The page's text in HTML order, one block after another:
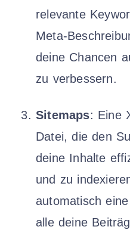
relevante
Meta-
deine Chancen
zu verbessern.
Sitemaps: Eine
Datei, die den
deine Inhalte
und zu
automatisch
alle deine